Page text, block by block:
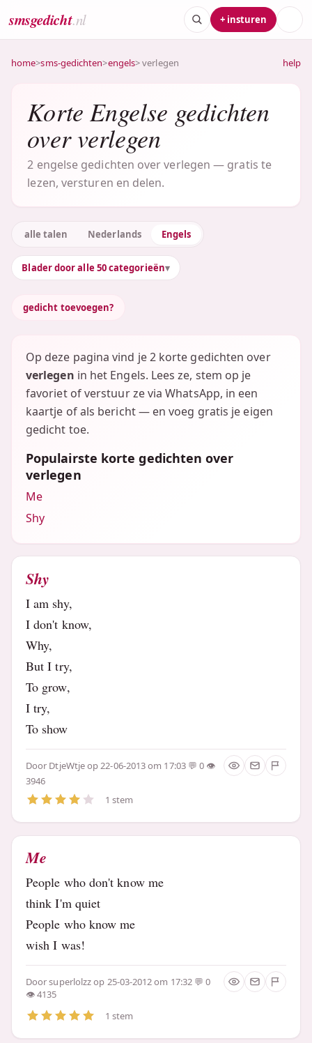
smsgedicht.nl + insturen
home>sms-gedichten>engels> verlegen help
Korte Engelse gedichten
over verlegen
2 engelse gedichten over verlegen — gratis te
lezen, versturen en delen.
alle talen Nederlands Engels
Blader door alle 50 categorieën
gedicht toevoegen?
Op deze pagina vind je 2 korte gedichten over
verlegen in het Engels. Lees ze, stem op je
favoriet of verstuur ze via WhatsApp, in een
kaartje of als bericht — en voeg gratis je eigen
gedicht toe.
Populairste korte gedichten over
verlegen
Me
Shy
Shy
I am shy,
I don't know,
Why,
But I try,
To grow,
I try,
To show
Door DtjeWtjeop 22-06-2013 om 17:03
0
3946
1 stem
Me
People who don't know me
think I'm quiet
People who know me
wish I was!
Doorsuperlolzzop 25-03-2012 om 17:32
0
4135
1 stem